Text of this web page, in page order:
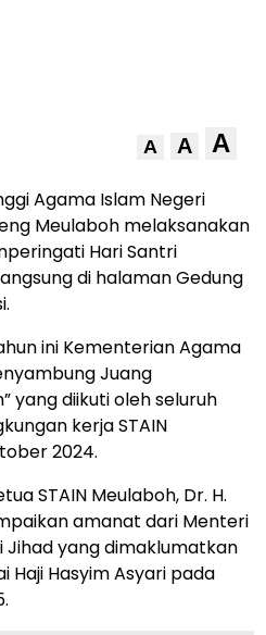
A A A
Agama Islam Negeri
Meulaboh melaksanakan
Hari Santri
di halaman Gedung
ini Kementerian Agama
Juang
yang diikuti oleh seluruh
kerja STAIN
2024.
STAIN Meulaboh, Dr. H.
amanat dari Menteri
Jihad yang dimaklumatkan
Haji Hasyim Asyari pada